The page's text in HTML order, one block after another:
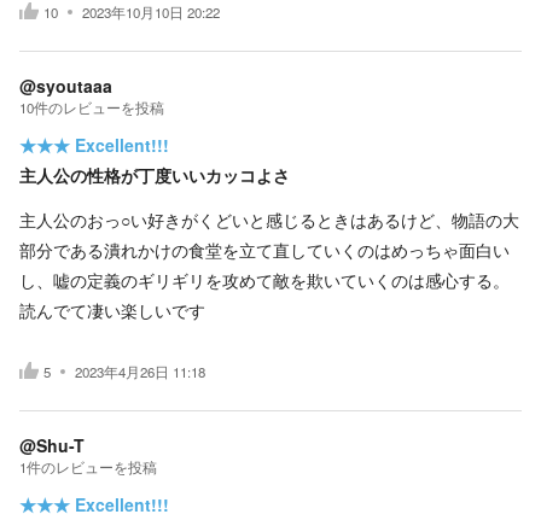
10 2023年10月10日 20:22
@syoutaaa
10件のレビューを投稿
★★★ Excellent!!!
主人公の性格が丁度いいカッコよさ
主人公のおっ○い好きがくどいと感じるときはあるけど、物語の大
部分である潰れかけの食堂を立て直していくのはめっちゃ面白い
し、嘘の定義のギリギリを攻めて敵を欺いていくのは感心する。
読んでて凄い楽しいです
5 2023年4月26日 11:18
@Shu-T
1件のレビューを投稿
★★★ Excellent!!!